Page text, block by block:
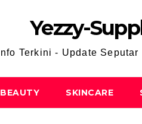
Yezzy-
Info Terkini - Update
BEAUTY SKINCARE